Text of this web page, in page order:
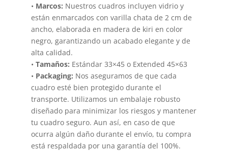
• Marcos: Nuestros cuadros incluyen vidrio y
están enmarcados con varilla chata de 2 cm de
ancho, elaborada en madera de kiri en color
negro, garantizando un acabado elegante y de
alta calidad.
• Tamaños: Estándar 33×45 o Extended 45×63
• Packaging: Nos aseguramos de que cada
cuadro esté bien protegido durante el
transporte. Utilizamos un embalaje robusto
diseñado para minimizar los riesgos y mantener
tu cuadro seguro. Aun así, en caso de que
ocurra algún daño durante el envío, tu compra
está respaldada por una garantía del 100%.